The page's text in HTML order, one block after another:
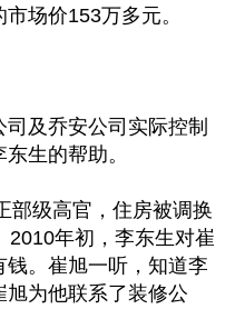
场价153万多元。
及乔安公司实际控制
生的帮助。
部级高官，住房被调换
2010年初，李东生对崔
。崔旭一听，知道李
为他联系了装修公